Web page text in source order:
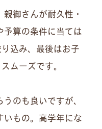
御さんが耐久性・
予算の条件に当ては
込み、最後はお子
ムーズです。
のも良いですが、
いもの。高学年にな